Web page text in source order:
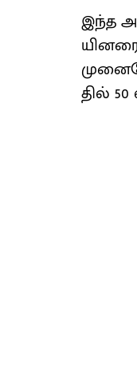
இந்த
தில்